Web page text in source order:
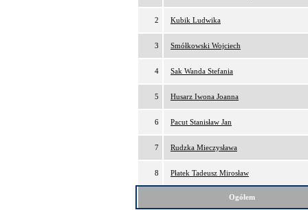
2 Kubik Ludwika
3 Smółkowski Wojciech
4 Sak Wanda Stefania
5 Husarz Iwona Joanna
6 Pacut Stanisław Jan
7 Rudzka Mieczysława
8 Płatek Tadeusz Mirosław
Ogółem